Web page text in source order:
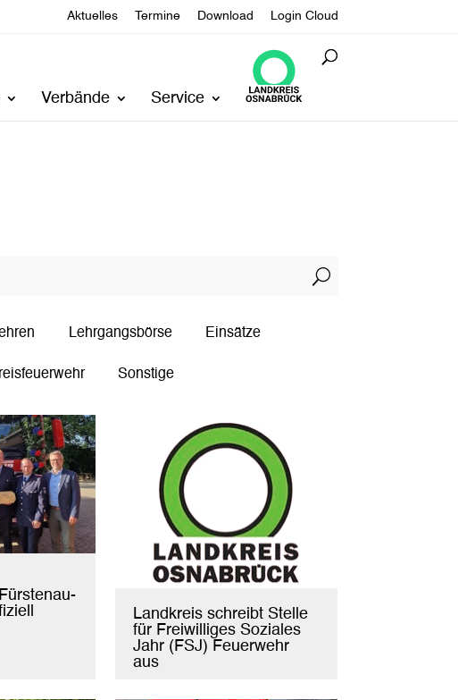
Aktuelles Termine Download Login Cloud
Verbände Service
U
Lehrgangsbörse Einsätze
Sonstige
Landkreis schreibt Stelle
für Freiwilliges Soziales
Jahr (FSJ) Feuerwehr
aus